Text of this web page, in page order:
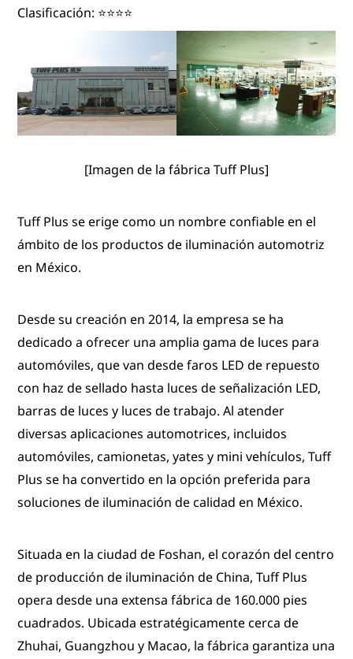
Clasificación: ⭐⭐⭐⭐
[Imagen de la fábrica Tuff Plus]
Tuff Plus se erige como un nombre confiable en el
ámbito de los productos de iluminación automotriz
en México.
Desde su creación en 2014, la empresa se ha
dedicado a ofrecer una amplia gama de luces para
automóviles, que van desde faros LED de repuesto
con haz de sellado hasta luces de señalización LED,
barras de luces y luces de trabajo. Al atender
diversas aplicaciones automotrices, incluidos
automóviles, camionetas, yates y mini vehículos, Tuff
Plus se ha convertido en la opción preferida para
soluciones de iluminación de calidad en México.
Situada en la ciudad de Foshan, el corazón del centro
de producción de iluminación de China, Tuff Plus
opera desde una extensa fábrica de 160.000 pies
cuadrados. Ubicada estratégicamente cerca de
Zhuhai, Guangzhou y Macao, la fábrica garantiza una